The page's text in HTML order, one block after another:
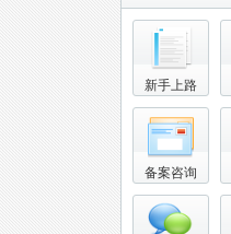
新手上路
备案咨询